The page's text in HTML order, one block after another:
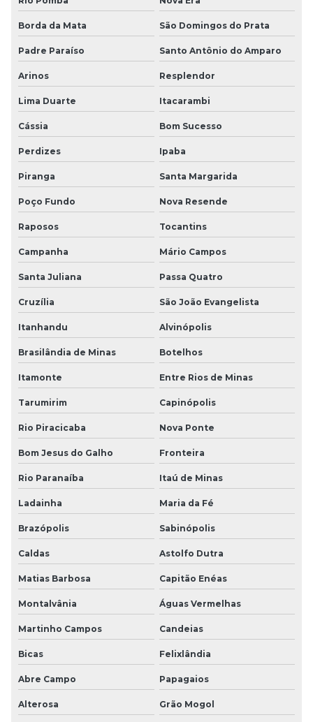
Borda da Mata São Domingos do Prata
Padre Paraíso Santo Antônio do Amparo
Arinos Resplendor
Lima Duarte Itacarambi
Cássia Bom Sucesso
Perdizes Ipaba
Piranga Santa Margarida
Poço Fundo Nova Resende
Raposos Tocantins
Campanha Mário Campos
Santa Juliana Passa Quatro
Cruzília São João Evangelista
Itanhandu Alvinópolis
Brasilândia de Minas Botelhos
Itamonte Entre Rios de Minas
Tarumirim Capinópolis
Rio Piracicaba Nova Ponte
Bom Jesus do Galho Fronteira
Rio Paranaíba Itaú de Minas
Ladainha Maria da Fé
Brazópolis Sabinópolis
Caldas Astolfo Dutra
Matias Barbosa Capitão Enéas
Montalvânia Águas Vermelhas
Martinho Campos Candeias
Bicas Felixlândia
Abre Campo Papagaios
Alterosa Grão Mogol